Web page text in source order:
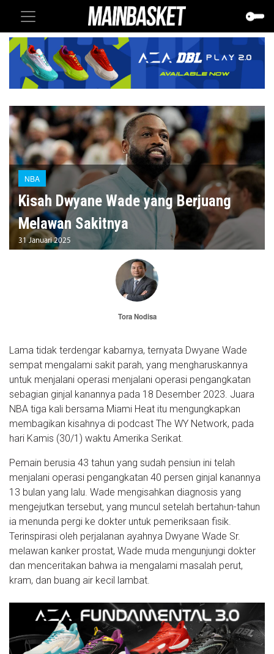
NBA
Kisah Dwyane Wade yang Berjuang
Melawan Sakitnya
31 Januari 2025
Tora Nodisa
Lama tidak terdengar kabarnya, ternyata Dwyane Wade
sempat mengalami sakit parah, yang mengharuskannya
untuk menjalani operasi menjalani operasi pengangkatan
sebagian ginjal kanannya pada 18 Desember 2023. Juara
NBA tiga kali bersama Miami Heat itu mengungkapkan
membagikan kisahnya di podcast The WY Network, pada
hari Kamis (30/1) waktu Amerika Serikat.
Pemain berusia 43 tahun yang sudah pensiun ini telah
menjalani operasi pengangkatan 40 persen ginjal kanannya
13 bulan yang lalu. Wade mengisahkan diagnosis yang
mengejutkan tersebut, yang muncul setelah bertahun-tahun
ia menunda pergi ke dokter untuk pemeriksaan fisik.
Terinspirasi oleh perjalanan ayahnya Dwyane Wade Sr.
melawan kanker prostat, Wade muda mengunjungi dokter
dan menceritakan bahwa ia mengalami masalah perut,
kram, dan buang air kecil lambat.